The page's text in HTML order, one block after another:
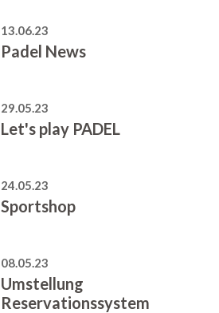
13.06.23
Padel News
29.05.23
Let's play PADEL
24.05.23
Sportshop
08.05.23
Umstellung
Reservationssystem